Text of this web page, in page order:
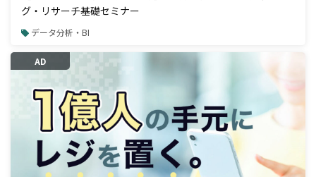
グ・リサーチ基礎セミナー
データ分析・BI
AD